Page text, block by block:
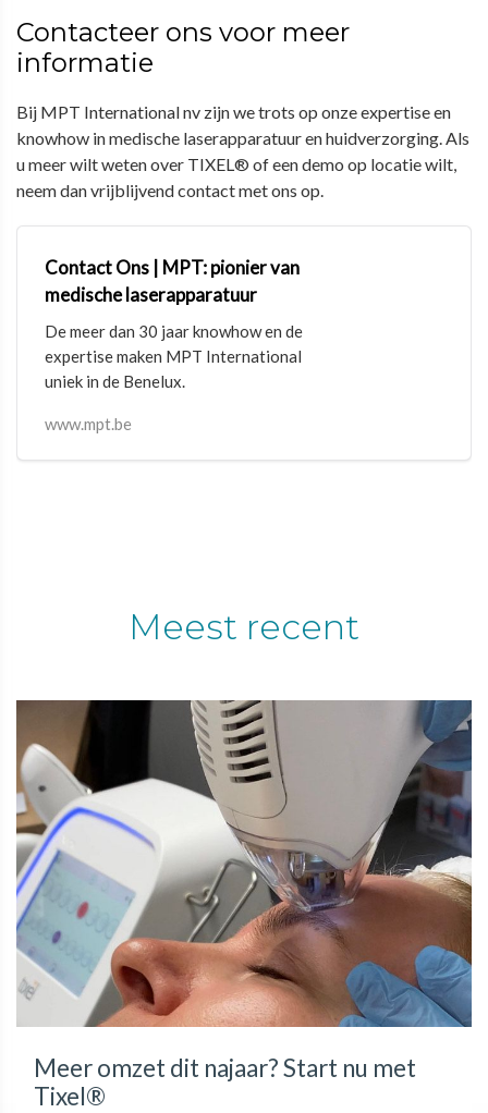
Contacteer ons voor meer
informatie
Bij MPT International nv zijn we trots op onze expertise en
knowhow in medische laserapparatuur en huidverzorging. Als
u meer wilt weten over TIXEL® of een demo op locatie wilt,
neem dan vrijblijvend contact met ons op.
Contact Ons | MPT: pionier van
medische laserapparatuur
De meer dan 30 jaar knowhow en de
expertise maken MPT International
uniek in de Benelux.
www.mpt.be
Meest recent
Meer omzet dit najaar? Start nu met
Tixel®